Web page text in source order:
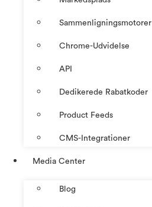
Sammenligningsmotorer
Chrome-Udvidelse
API
Dedikerede Rabatkoder
Product Feeds
CMS-Integrationer
Media Center
Blog